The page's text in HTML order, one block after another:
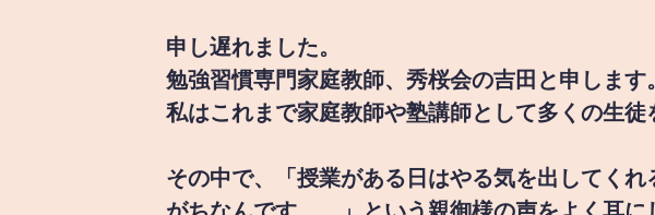
申し遅れました。
勉強習慣専門家庭教師、秀桜会の吉田と申します。
私はこれまで家庭教師や塾講師として多くの生徒
その中で、「授業がある日はやる気を出してくれ